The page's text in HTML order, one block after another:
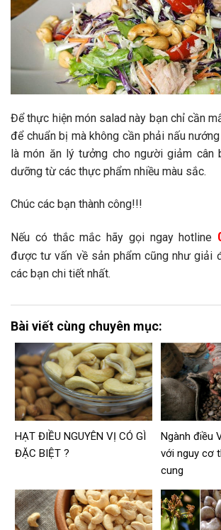
Để thực hiện món salad này bạn chỉ cần
để chuẩn bị mà không cần phải nấu
là món ăn lý tưởng cho người giảm cân
dưỡng từ các thực phẩm nhiều màu sắc.
Chúc các bạn thành công!!!
Nếu có thắc mắc hãy gọi ngay hotline
được tư vấn về sản phẩm cũng như giải
các bạn chi tiết nhất.
Bài viết cùng chuyên mục:
HẠT ĐIỀU NGUYÊN VỊ CÓ GÌ
ĐẶC BIỆT ?
Ngành điều
với nguy cơ
cung